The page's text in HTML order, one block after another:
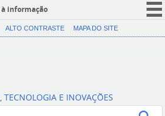
à informação
CORONAVÍRUS (COVID-19)
Canais
ALTO CONTRASTE MAPA DO SITE
E INOVAÇÕES